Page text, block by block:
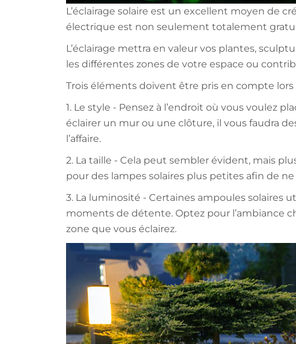
L’éclairage solaire est un excellent moyen de
électrique est non seulement totalement
L’éclairage mettra en valeur vos plantes,
les différentes zones de votre espace ou
Trois éléments doivent être pris en compte lors
1. Le style - Pensez à l’endroit où vous voulez
éclairer un mur ou une clôture, il vous faudra
l’affaire.
2. La taille - Cela peut sembler évident, mais
pour des lampes solaires plus petites afin de
3. La luminosité - Certaines ampoules solaires
moments de détente. Optez pour l’ambiance
zone que vous éclairez.